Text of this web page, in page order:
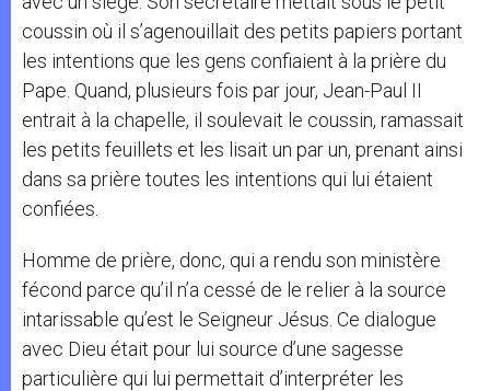
coussin où il s’agenouillait des petits papiers portant
les intentions que les gens confiaient à la prière du
Pape. Quand, plusieurs fois par jour, Jean-Paul II
entrait à la chapelle, il soulevait le coussin, ramassait
les petits feuillets et les lisait un par un, prenant ainsi
dans sa prière toutes les intentions qui lui étaient
confiées.
Homme de prière, donc, qui a rendu son ministère
fécond parce qu’il n’a cessé de le relier à la source
intarissable qu’est le Seigneur Jésus. Ce dialogue
avec Dieu était pour lui source d’une sagesse
particulière qui lui permettait d’interpréter les